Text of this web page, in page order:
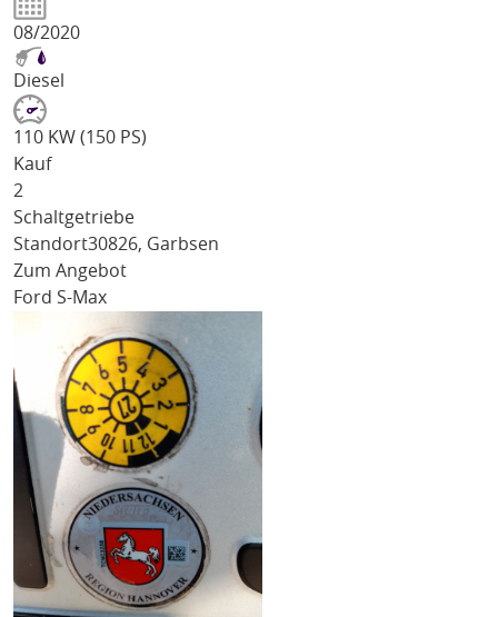
08/2020
Diesel
110 KW (150 PS)
Kauf
2
Schaltgetriebe
Standort30826, Garbsen
Zum Angebot
Ford S-Max